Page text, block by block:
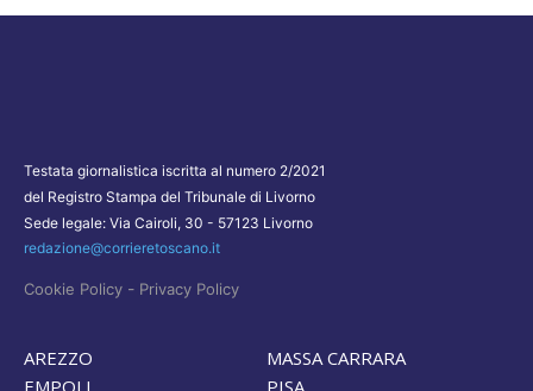
Testata giornalistica iscritta al numero 2/2021
del Registro Stampa del Tribunale di Livorno
Sede legale: Via Cairoli, 30 - 57123 Livorno
redazione@corrieretoscano.it
Cookie Policy - Privacy Policy
AREZZO
EMPOLI
MASSA CARRARA
PISA